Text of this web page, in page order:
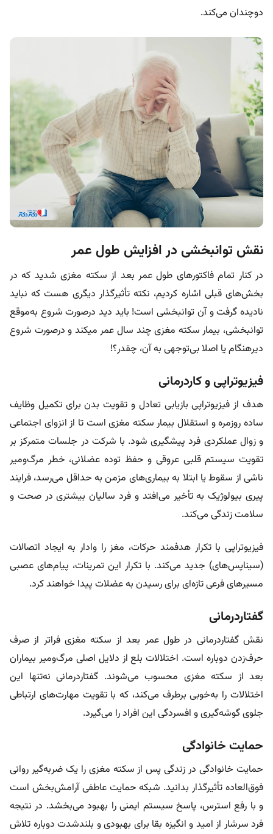
دوچندان می‌کند.
نقش توانبخشی در افزایش طول عمر
در کنار تمام فاکتورهای طول عمر بعد از سکته مغزی شدید که در
بخش‌های قبلی اشاره کردیم، نکته تأثیر‌گذار دیگری هست که نباید
نادیده گرفت و آن توانبخشی است! باید دید درصورت شروع به‌موقع
توانبخشی، بیمار سکته مغزی چند سال عمر میکند و درصورت شروع
دیرهنگام یا اصلا بی‌توجهی به آن، چقدر؟!
فیزیوتراپی و کاردرمانی
هدف از فیزیوتراپی بازیابی تعادل و تقویت بدن برای تکمیل وظایف
ساده روزمره و استقلال بیمار سکته مغزی است تا از انزوای اجتماعی
و زوال عملکردی فرد پیشگیری شود. با شرکت در جلسات متمرکز بر
تقویت سیستم قلبی عروقی و حفظ توده عضلانی، خطر مرگ‌ومیر
ناشی از سقوط یا ابتلا به بیماری‌های مزمن به حداقل می‌رسد، فرایند
پیری بیولوژیک به تأخیر می‌افتد و فرد سالیان بیشتری در صحت و
سلامت زندگی می‌کند.
فیزیوتراپی با تکرار هدفمند حرکات، مغز را وادار به ایجاد اتصالات
(سیناپس‌های) جدید می‌کند. با تکرار این تمرینات، پیام‌های عصبی
مسیرهای فرعی تازه‌ای برای رسیدن به عضلات پیدا خواهند کرد.
گفتاردرمانی
نقش گفتاردرمانی در طول عمر بعد از سکته مغزی فراتر از صرف
حرف‌زدن دوباره است. اختلالات بلع از دلایل اصلی مرگ‌ومیر بیماران
بعد از سکته مغزی محسوب می‌شوند. گفتاردرمانی نه‌تنها این
اختلالات را به‌خوبی برطرف می‌کند، که با تقویت مهارت‌های ارتباطی
جلوی گوشه‌گیری و افسردگی این افراد را می‌گیرد.
حمایت خانوادگی
حمایت خانوادگی در زندگی پس از سکته مغزی را یک ضربه‌گیر روانی
فوق‌العاده تأثیر‌گذار بدانید. شبکه حمایت عاطفی آرامش‌بخش است
و با رفع استرس، پاسخ سیستم ایمنی را بهبود می‌بخشد. در نتیجه
فرد سرشار از امید و انگیزه بقا برای بهبودی و بلندشدت دوباره تلاش